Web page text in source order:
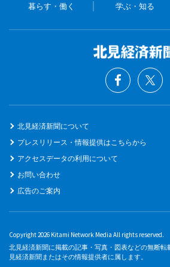
暮らす・働く 学ぶ・知る
北見経済新聞について
プレスリリース・情報提供はこちらから
アクセスデータの利用について
お問い合わせ
広告のご案内
Copyright 2026 Kitami Network Media All rights reserved.
北見経済新聞に掲載の記事・写真・図表などの無断転
見経済新聞またはその情報提供者に属します。